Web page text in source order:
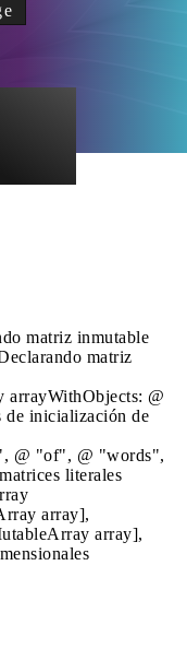
matriz inmutable
matriz
@
inicialización de
@ "of", @ "words",
literales
array],
array],